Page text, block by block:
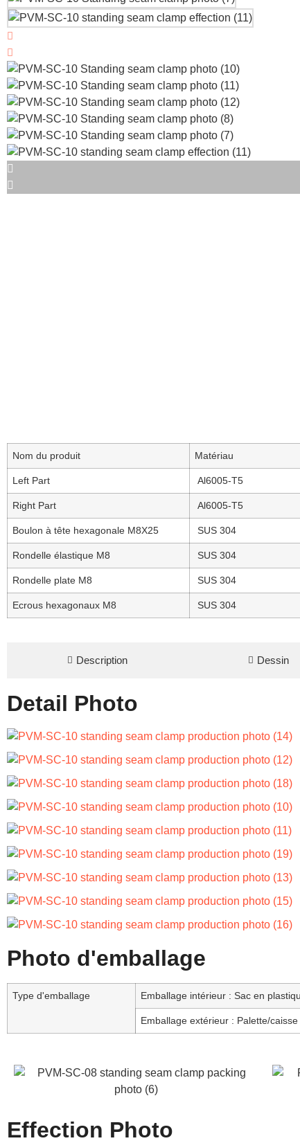
Nom du produit Matériau
Left Part Al6005-T5
Right Part Al6005-T5
Boulon à tête hexagonale M8X25 SUS 304
Rondelle élastique M8 SUS 304
Rondelle plate M8 SUS 304
Ecrous hexagonaux M8 SUS 304
Description Dessin
Detail Photo
Photo d'emballage
Type d'emballage Emballage intérieur : Sac en
Emballage extérieur : Palette/
Effection Photo